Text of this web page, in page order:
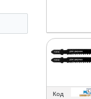
Код